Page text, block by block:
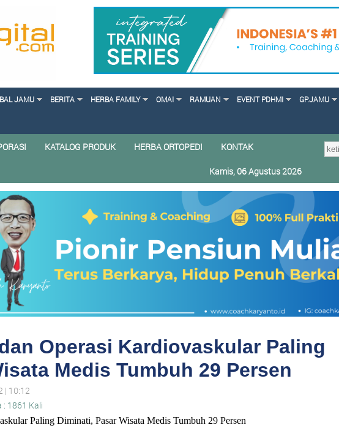
JAMU BERITA HERBA FAMILY OMAI RAMUAN EVENT PDHMI GP.JAMU
KATALOG PRODUK HERBA ORTOPEDI KONTAK
Kamis, 06 Agustus 2026
Operasi Kardiovaskular Paling
Medis Tumbuh 29 Persen
| 10:12
: 1861 Kali